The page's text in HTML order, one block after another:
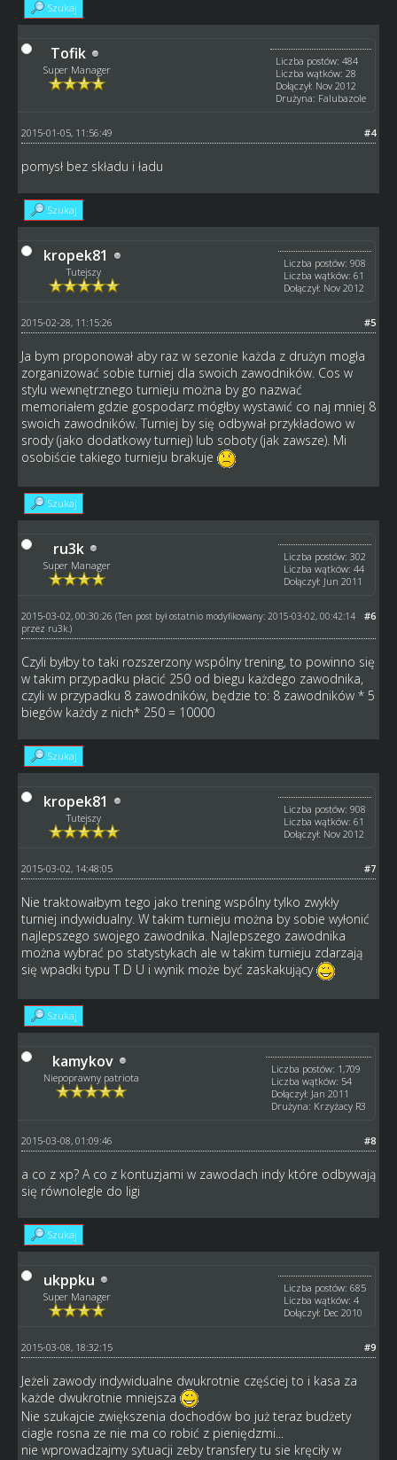
Szukaj
Tofik
Super Manager
Liczba postów: 484
Liczba wątków: 28
Dołączył: Nov 2012
Drużyna: Falubazole
#4
2015-01-05, 11:56:49
pomysł bez składu i ładu
Szukaj
kropek81
Tutejszy
Liczba postów: 908
Liczba wątków: 61
Dołączył: Nov 2012
#5
2015-02-28, 11:15:26
Ja bym proponował aby raz w sezonie każda z drużyn mogła
zorganizować sobie turniej dla swoich zawodników. Cos w
stylu wewnętrznego turnieju można by go nazwać
memoriałem gdzie gospodarz mógłby wystawić co naj mniej 8
swoich zawodników. Turniej by się odbywał przykładowo w
srody (jako dodatkowy turniej) lub soboty (jak zawsze). Mi
osobiście takiego turnieju brakuje
Szukaj
ru3k
Super Manager
Liczba postów: 302
Liczba wątków: 44
Dołączył: Jun 2011
#6
2015-03-02, 00:30:26 (Ten post był ostatnio modyfikowany: 2015-03-02, 00:42:14
przez ru3k.)
Czyli byłby to taki rozszerzony wspólny trening, to powinno się
w takim przypadku płacić 250 od biegu każdego zawodnika,
czyli w przypadku 8 zawodników, będzie to: 8 zawodników * 5
biegów każdy z nich* 250 = 10000
Szukaj
kropek81
Tutejszy
Liczba postów: 908
Liczba wątków: 61
Dołączył: Nov 2012
#7
2015-03-02, 14:48:05
Nie traktowałbym tego jako trening wspólny tylko zwykły
turniej indywidualny. W takim turnieju można by sobie wyłonić
najlepszego swojego zawodnika. Najlepszego zawodnika
można wybrać po statystykach ale w takim turnieju zdarzają
się wpadki typu T D U i wynik może być zaskakujący
Szukaj
kamykov
Niepoprawny patriota
Liczba postów: 1,709
Liczba wątków: 54
Dołączył: Jan 2011
Drużyna: Krzyżacy R3
#8
2015-03-08, 01:09:46
a co z xp? A co z kontuzjami w zawodach indy które odbywają
się równolegle do ligi
Szukaj
ukppku
Super Manager
Liczba postów: 685
Liczba wątków: 4
Dołączył: Dec 2010
#9
2015-03-08, 18:32:15
Jeżeli zawody indywidualne dwukrotnie częściej to i kasa za
każde dwukrotnie mniejsza
Nie szukajcie zwiększenia dochodów bo już teraz budżety
ciagle rosna ze nie ma co robić z pieniędzmi...
nie wprowadzajmy sytuacji zeby transfery tu sie kręciły w